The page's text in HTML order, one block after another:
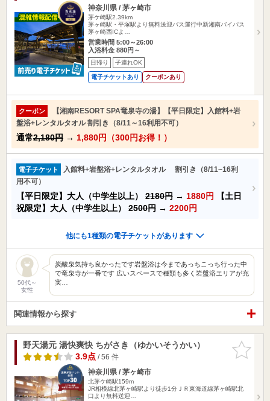
神奈川県 / 茅ヶ崎市
茅ケ崎駅2.39km
茅ヶ崎駅・平塚駅より無料送迎バス運行中新湘南バイパス
茅ヶ崎西ICよ…
営業時間 5:00～26:00
入浴料金 880円～
日帰り 子連れOK
電子チケットあり クーポンあり
クーポン
【湘南RESORT SPA竜泉寺の湯】【平日限定】入館料+岩
盤浴+レンタルタオル 割引き（8/11～16利用不可）
通常2,180円 → 1,880円（300円お得！）
電子チケット
入館料+岩盤浴+レンタルタオル 割引き（8/11~16利
用不可）
【平日限定】大人（中学生以上） 2180円 → 1880円
【土日
祝限定】大人（中学生以上） 2500円 → 2200円
他にも1種類の電子チケットがあります
50代～
女性
炭酸泉気持ち良かったです岩盤浴は今まであっちこっち行った中
で竜泉寺が一番です 広いスペースで種類も多く岩盤浴エリアが充
実…
関連情報から探す
お気に入
りに追加
野天湯元 湯快爽快 ちがさき（ゆかいそうかい）
3.9点/ 56 件
神奈川県 / 茅ヶ崎市
北茅ケ崎駅159m
JR相模線北茅ヶ崎駅より徒歩1分ＪＲ東海道線茅ヶ崎駅北
口より無料送迎…